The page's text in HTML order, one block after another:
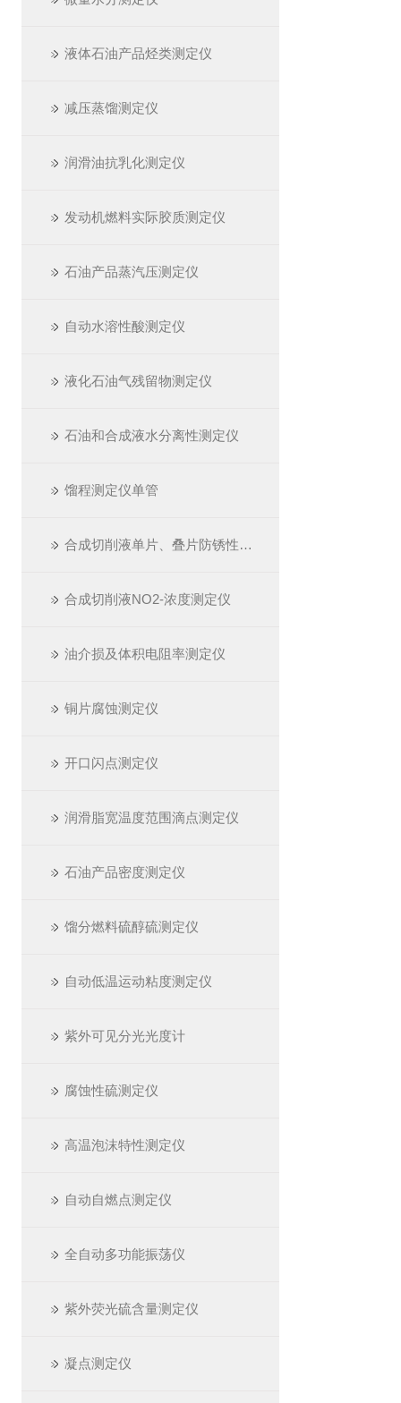
液体石油产品烃类测定仪
减压蒸馏测定仪
润滑油抗乳化测定仪
发动机燃料实际胶质测定仪
石油产品蒸汽压测定仪
自动水溶性酸测定仪
液化石油气残留物测定仪
石油和合成液水分离性测定仪
馏程测定仪单管
合成切削液单片、叠片防锈性测定仪
合成切削液NO2-浓度测定仪
油介损及体积电阻率测定仪
铜片腐蚀测定仪
开口闪点测定仪
润滑脂宽温度范围滴点测定仪
石油产品密度测定仪
馏分燃料硫醇硫测定仪
自动低温运动粘度测定仪
紫外可见分光光度计
腐蚀性硫测定仪
高温泡沫特性测定仪
自动自燃点测定仪
全自动多功能振荡仪
紫外荧光硫含量测定仪
凝点测定仪